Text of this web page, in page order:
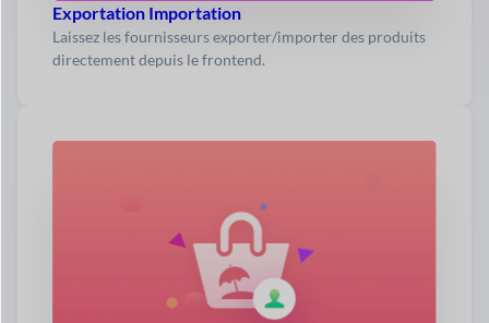
Exportation Importation
Laissez les fournisseurs exporter/importer des produits
directement depuis le frontend.